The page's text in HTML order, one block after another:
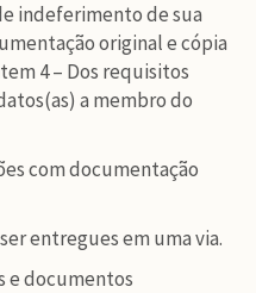
indeferimento de sua
original e cópia
4 – Dos requisitos
a membro do
com documentação
entregues em uma via.
e documentos